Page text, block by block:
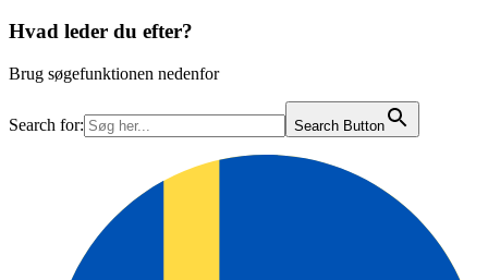
Hvad leder du efter?
Brug søgefunktionen nedenfor
Search for: Search Button